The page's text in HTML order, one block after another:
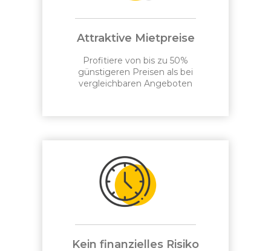
Attraktive Mietpreise
Profitiere von bis zu 50%
günstigeren Preisen als bei
vergleichbaren Angeboten
Kein finanzielles Risiko